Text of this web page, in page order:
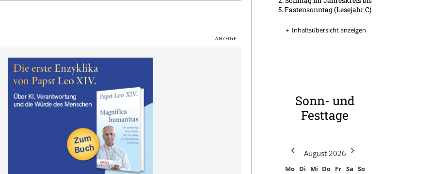
5. Fastensonntag (Lesejahr C)
Inhaltsübersicht anzeigen
Sonn- und
Festtage
August 2026
Mo Di Mi Do Fr Sa So